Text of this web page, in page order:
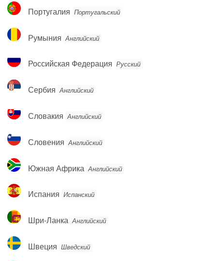
Португалия
Португалия Португальский
Румыния
Румыния Английский
Российская
Федерация
Российская Федерация Русский
Сербия
Сербия Английский
Словакия
Словакия Английский
Словения
Словения Английский
Южная
Африка
Южная Африка Английский
Испания
Испания Испанский
Шри-
Ланка
Шри-Ланка Английский
Швеция
Швеция Шведский